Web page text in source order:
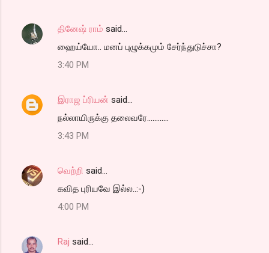
தினேஷ் ராம் said…
ஹைய்யோ.. மனப் புழுக்கமும் சேர்ந்துடுச்சா?
3:40 PM
இராஜ ப்ரியன் said…
நல்லாயிருக்கு தலைவரே............
3:43 PM
வெற்றி said…
கவித புரியவே இல்ல..:-)
4:00 PM
Raj said…